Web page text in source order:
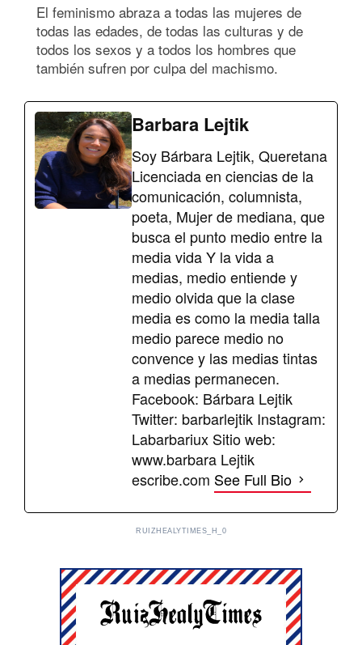
El feminismo abraza a todas las mujeres de
todas las edades, de todas las culturas y de
todos los sexos y a todos los hombres que
también sufren por culpa del machismo.
Barbara Lejtik
Soy Bárbara Lejtik, Queretana
Licenciada en ciencias de la
comunicación, columnista,
poeta, Mujer de mediana, que
busca el punto medio entre la
media vida Y la vida a
medias, medio entiende y
medio olvida que la clase
media es como la media talla
medio parece medio no
convence y las medias tintas
a medias permanecen.
Facebook: Bárbara Lejtik
Twitter: barbarlejtik Instagram:
Labarbariux Sitio web:
www.barbara Lejtik
escribe.com See Full Bio
RUIZHEALYTIMES_H_0